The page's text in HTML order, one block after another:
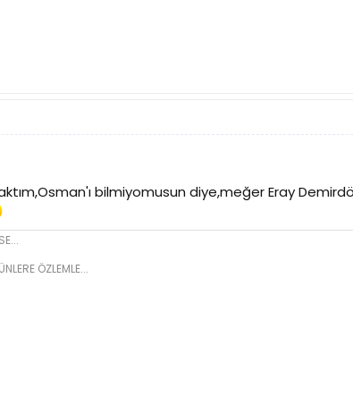
bilmiyomusun diye,meğer Eray
ÖZLEMLE...